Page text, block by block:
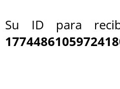
Su ID para